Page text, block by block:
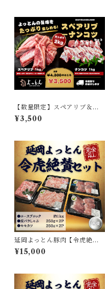
【数量限定】スペアリブ＆ナ
ンコツセット
¥3,500
延岡よっとん豚肉【令虎絶賛
セット】※冷凍
¥15,000